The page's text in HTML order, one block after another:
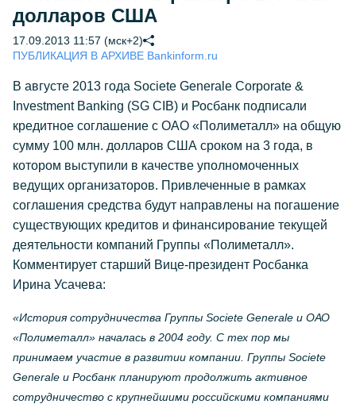
долларов США
17.09.2013 11:57 (мск+2)
ПУБЛИКАЦИЯ В АРХИВЕ Bankinform.ru
В августе 2013 года Societe Generale Corporate &
Investment Banking (SG CIB) и Росбанк подписали
кредитное соглашение с ОАО «Полиметалл» на общую
сумму 100 млн. долларов США сроком на 3 года, в
котором выступили в качестве уполномоченных
ведущих организаторов. Привлеченные в рамках
соглашения средства будут направлены на погашение
существующих кредитов и финансирование текущей
деятельности компаний Группы «Полиметалл».
Комментирует старший Вице-президент Росбанка
Ирина Усачева:
«История сотрудничества Группы Societe Generale и ОАО
«Полиметалл» началась в 2004 году. С тех пор мы
принимаем участие в развитии компании. Группы Societe
Generale и Росбанк планируют продолжить активное
сотрудничество с крупнейшими российскими компаниями